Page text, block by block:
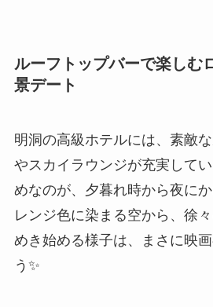
ルーフトップバーで楽しむ
景デート
明洞の高級ホテルには、素敵
やスカイラウンジが充実して
めなのが、夕暮れ時から夜に
レンジ色に染まる空から、徐
めき始める様子は、まさに映
う✨